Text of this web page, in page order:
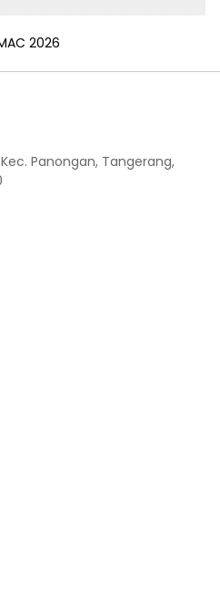
Kec. Panongan, Tangerang,